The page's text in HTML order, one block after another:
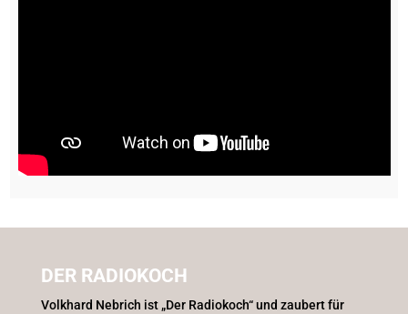
DER RADIOKOCH
Volkhard Nebrich ist „Der Radiokoch“ und zaubert für